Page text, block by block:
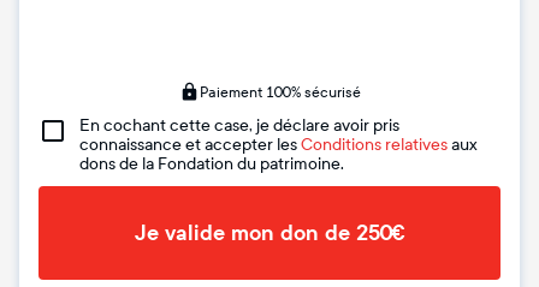
Paiement 100% sécurisé
En cochant cette case, je déclare avoir pris
connaissance et accepter lesConditions relativesaux
dons de la Fondation du patrimoine.
Je valide mon don de 250€